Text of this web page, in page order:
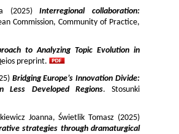
(2025)Interregional collaboration:
Commission, Community of Practice,
to Analyzing Topic Evolution in
preprint.
Bridging Europe’s Innovation Divide:
Less Developed Regions. Stosunki
Joanna, Świetlik Tomasz (2025)
strategies through dramaturgical